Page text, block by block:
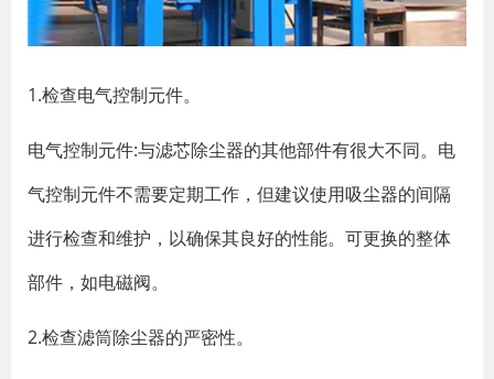
1.检查电气控制元件。
电气控制元件:与滤芯除尘器的其他部件有很大不同。电
气控制元件不需要定期工作，但建议使用吸尘器的间隔
进行检查和维护，以确保其良好的性能。可更换的整体
部件，如电磁阀。
2.检查滤筒除尘器的严密性。